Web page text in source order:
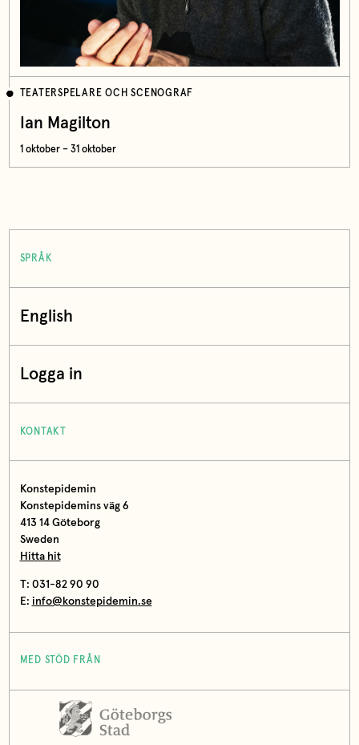
TEATERSPELARE OCH SCENOGRAF
Ian Magilton
1 oktober – 31 oktober
SPRÅK
English
Logga in
KONTAKT
Konstepidemin
Konstepidemins väg 6
413 14 Göteborg
Sweden
Hitta hit
T: 031-82 90 90
E: info@konstepidemin.se
MED STÖD FRÅN